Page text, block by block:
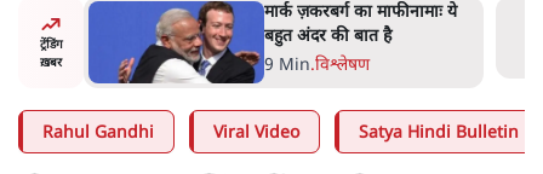
ट्रेंडिंग
ख़बर
भागवत
मार्क ज़करबर्ग का माफीनामाः ये
बहुत अंदर की बात है
9 Min.विश्लेषण
Rahul Gandhi Viral Video Satya Hindi Bulletin